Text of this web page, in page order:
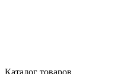
Каталог товаров